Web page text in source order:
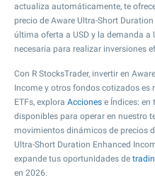
actualiza automáticamente, te
precio de Aware Ultra-Short
última oferta a USD y la demanda a
necesaria para realizar inversiones
Con R StocksTrader, invertir en
Income y otros fondos cotizados es
ETFs, explora Acciones e Índices: en
disponibles para operar en nuestro
movimientos dinámicos de precios
Ultra-Short Duration Enhanced
expande tus oportunidades de
en 2026.